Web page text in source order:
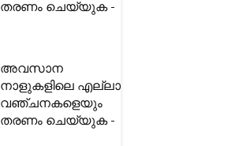
തരണം ചെയ്യുക -
അവസാന
നാളുകളിലെ എല്ലാ
വഞ്ചനകളെയും
തരണം ചെയ്യുക -